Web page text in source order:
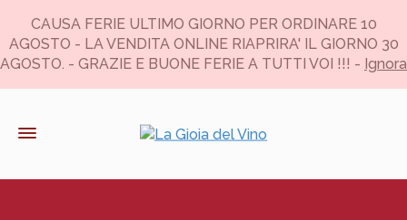
CAUSA FERIE ULTIMO GIORNO PER ORDINARE 10
AGOSTO - LA VENDITA ONLINE RIAPRIRA' IL GIORNO 30
AGOSTO. - GRAZIE E BUONE FERIE A TUTTI VOI !!! - Ignora